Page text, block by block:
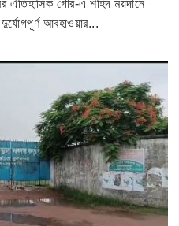
ঐতিহাসিক গোর-এ শহিদ ময়দানে
আবহাওয়ার...